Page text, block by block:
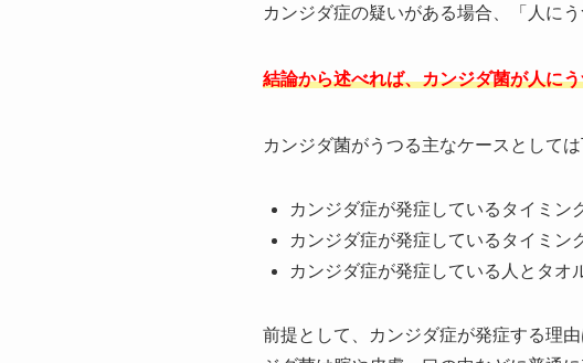
カンジダ症の疑いがある場合、「人に
結論から述べれば、カンジダ菌が人に
カンジダ菌がうつる主なケースとしては
カンジダ症が発症しているタイミン
カンジダ症が発症しているタイミン
カンジダ症が発症している人とタオ
前提として、カンジダ症が発症する理